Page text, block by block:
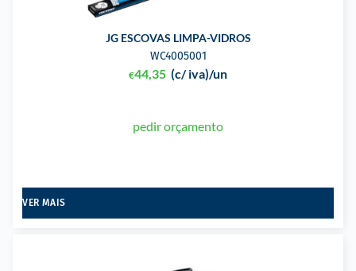
JG ESCOVAS LIMPA-VIDROS
WC4005001
€44,35 (c/ iva)/un
pedir orçamento
VER MAIS